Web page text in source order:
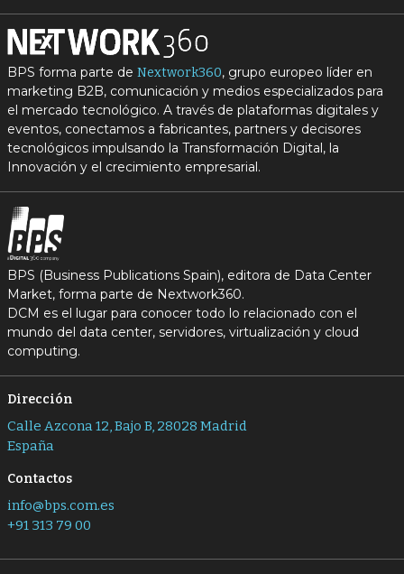
BPS forma parte de Nextwork360, grupo europeo líder en
marketing B2B, comunicación y medios especializados para
el mercado tecnológico. A través de plataformas digitales y
eventos, conectamos a fabricantes, partners y decisores
tecnológicos impulsando la Transformación Digital, la
Innovación y el crecimiento empresarial.
BPS (Business Publications Spain), editora de Data Center
Market, forma parte de Nextwork360.
DCM es el lugar para conocer todo lo relacionado con el
mundo del data center, servidores, virtualización y cloud
computing.
Dirección
Calle Azcona 12, Bajo B, 28028 Madrid
España
Contactos
info@bps.com.es
+91 313 79 00